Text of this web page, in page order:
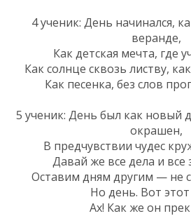
4 ученик: День начинался,
веранде,
Как детская мечта, где
Как солнце сквозь листву,
Как песенка, без слов
5 ученик: День был как новый
окрашен,
В предчувствии чудес
Давай же все дела и
Оставим дням другим — не
Но день. Вот
Ах! Как же он